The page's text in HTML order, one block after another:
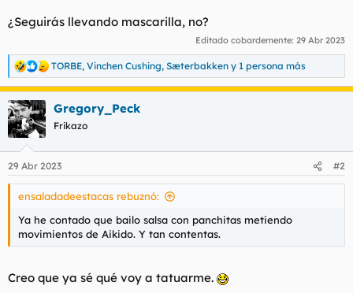
¿Seguirás llevando mascarilla, no?
Editado cobardemente: 29 Abr 2023
R
e
a
c
c
i
e
s
TORBE, Vinchen Cushing, Sæterbakken y 1 persona más
Gregory_Peck
Frikazo
29 Abr 2023 #2
ensaladadeestacas rebuznó:
Ya he contado que bailo salsa con panchitas metiendo
movimientos de Aikido. Y tan contentas.
Creo que ya sé qué voy a tatuarme.